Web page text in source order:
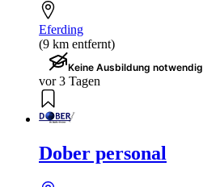
Eferding
(9 km entfernt)
Keine Ausbildung notwendig
vor 3 Tagen
Dober personal